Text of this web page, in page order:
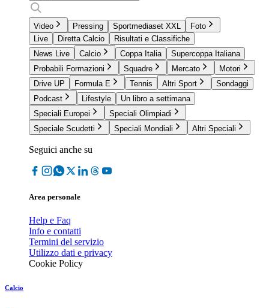
Video Pressing Sportmediaset XXL
Foto
Live
Diretta Calcio
Risultati e Classifiche
News Live
Calcio Coppa Italia
Supercoppa Italiana
Probabili Formazioni
Squadre Mercato
Motori
Drive UP
Formula E Tennis Altri Sport
Sondaggi
Podcast
Lifestyle
Un libro a settimana
Speciali Europei
Speciali Olimpiadi
Speciale Scudetti
Speciali Mondiali Altri Speciali
Seguici anche su
Area personale
Help e Faq
Info e contatti
Termini del servizio
Utilizzo dati e privacy
Cookie Policy
Calcio